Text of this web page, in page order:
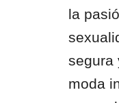
la
segura
moda